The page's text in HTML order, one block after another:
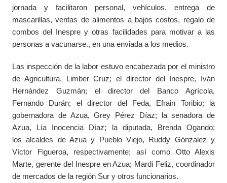
jornada y facilitaron personal, vehículos, entrega de
mascarillas, ventas de alimentos a bajos costos, regalo de
combos del Inespre y otras facilidades para motivar a las
personas a vacunarse., en una enviada a los medios.
Las inspección de la labor estuvo encabezada por el ministro
de Agricultura, Limber Cruz; el director del Inespre, Iván
Hernández Guzmán; el director del Banco Agrícola,
Fernando Durán; el director del Feda, Efrain Toribio; la
gobernadora de Azua, Grey Pérez Díaz; la senadora de
Azua, Lía Inocencia Díaz; la diputada, Brenda Ogando;
los alcaldes de Azua y Pueblo Viejo, Ruddy Gónzalez y
Víctor Figueroa, respectivamente; así como Otto Alexis
Marte, gerente del Inespre en Azua; Mardi Feliz, coordinador
de mercados de la región Sur y otros funcionarios.